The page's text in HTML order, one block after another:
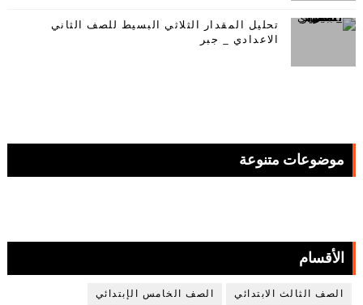
تحليل المقدار الثلاثي البسيط للصف الثاني
الاعدادي _ جبر
موضوعات متنوعة
الأقسام
الصف الثالث الابتدائي الصف الخامس الإبتدائي